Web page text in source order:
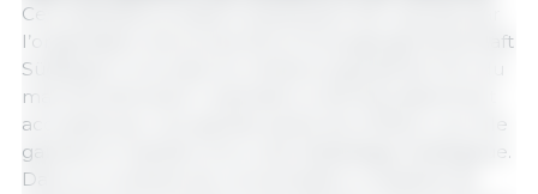
Ces installations avaient auparavant été reprises par
l’organisation de producteurs Erzeugergemeinschaft
Südbayern à la suite du retrait progressif de Vion du
marché allemand. L’opération a été favorablement
accueillie par une grande partie de la filière, car elle
garantit le maintien d’un outil d’abattage stratégique.
Dans un contexte de concentration croissante de